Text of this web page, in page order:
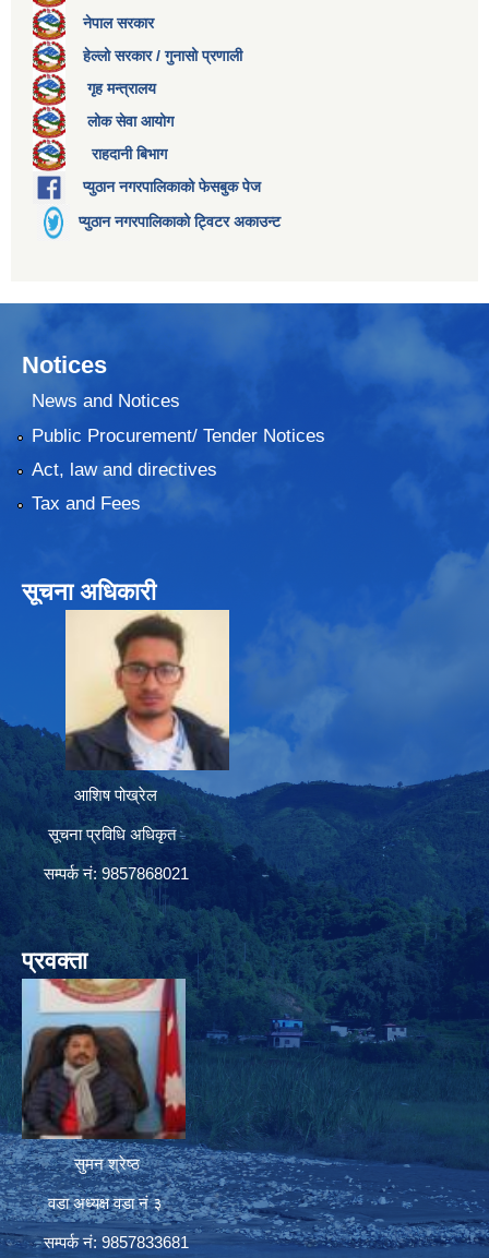
नेपाल सरकार
हेल्लो सरकार / गुनासो प्रणाली
गृह मन्त्रालय
लोक सेवा आयोग
राहदानी बिभाग
प्युठान नगरपालिकाको फेसबुक पेज
प्युठान नगरपालिकाको ट्विटर अकाउन्ट
Notices
News and Notices
Public Procurement/ Tender Notices
Act, law and directives
Tax and Fees
सूचना अधिकारी
आशिष पोख्रेल
सूचना प्रविधि अधिकृत
सम्पर्क नं: 9857868021
प्रवक्ता
सुमन श्रेष्ठ
वडा अध्यक्ष वडा नं ३
सम्पर्क नं: 9857833681